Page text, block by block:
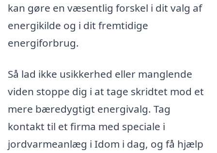
kan gøre en væsentlig forskel i dit valg af
energikilde og i dit fremtidige
energiforbrug.
Så lad ikke usikkerhed eller manglende
viden stoppe dig i at tage skridtet mod et
mere bæredygtigt energivalg. Tag
kontakt til et firma med speciale i
jordvarmeanlæg i Idom i dag, og få hjælp